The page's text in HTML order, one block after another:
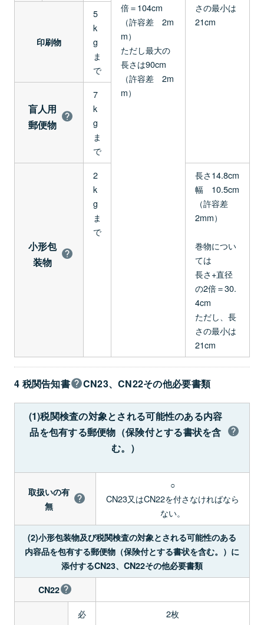
倍＝104cm
（許容差 2m
m）
ただし最大の
長さは90cm
（許容差 2m
m）
さの最小は
21cm
印刷物
5
k
g
ま
で
盲人用
郵便物
7
k
g
ま
で
小形包
装物
2
k
g
ま
で
長さ14.8cm
幅 10.5cm
（許容差
2mm）
巻物につい
ては
長さ+直径
の2倍＝30.
4cm
ただし、長
さの最小は
21cm
4 税関告知書 CN23、CN22その他必要書類
(1)税関検査の対象とされる可能性のある内容
品を包有する郵便物（保険付とする書状を含
む。）
取扱いの有
無
○
CN23又はCN22を付さなければなら
ない。
(2)小形包装物及び税関検査の対象とされる可能性のある
内容品を包有する郵便物（保険付とする書状を含む。）に
添付するCN23、CN22その他必要書類
CN22
必
2枚